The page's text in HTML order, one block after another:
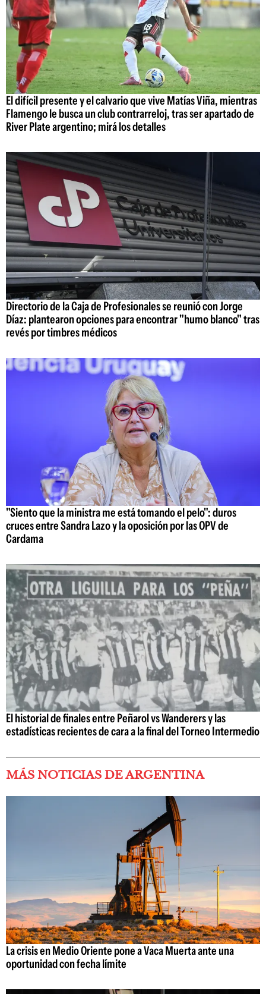
El difícil presente y el calvario que vive Matías Viña, mientras
Flamengo le busca un club contrarreloj, tras ser apartado de
River Plate argentino; mirá los detalles
Directorio de la Caja de Profesionales se reunió con Jorge
Díaz: plantearon opciones para encontrar "humo blanco" tras
revés por timbres médicos
"Siento que la ministra me está tomando el pelo": duros
cruces entre Sandra Lazo y la oposición por las OPV de
Cardama
El historial de finales entre Peñarol vs Wanderers y las
estadísticas recientes de cara a la final del Torneo Intermedio
MÁS NOTICIAS DE ARGENTINA
La crisis en Medio Oriente pone a Vaca Muerta ante una
oportunidad con fecha límite